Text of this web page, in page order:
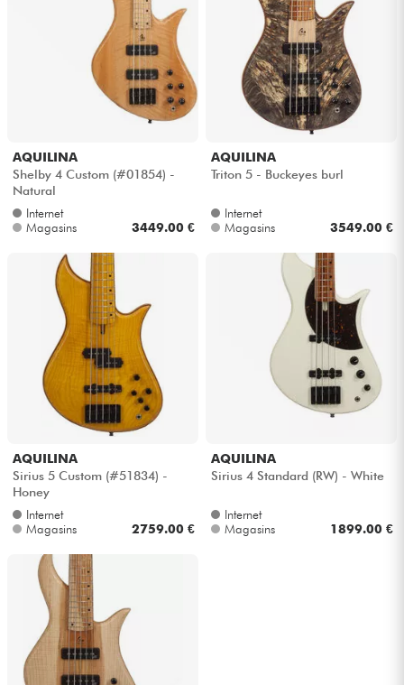
AQUILINA
Shelby 4 Custom (#01854) -
Natural
Internet
Magasins
3449.00 €
AQUILINA
Triton 5 - Buckeyes burl
Internet
Magasins
3549.00 €
AQUILINA
Sirius 5 Custom (#51834) -
Honey
Internet
Magasins
2759.00 €
AQUILINA
Sirius 4 Standard (RW) - White
Internet
Magasins
1899.00 €